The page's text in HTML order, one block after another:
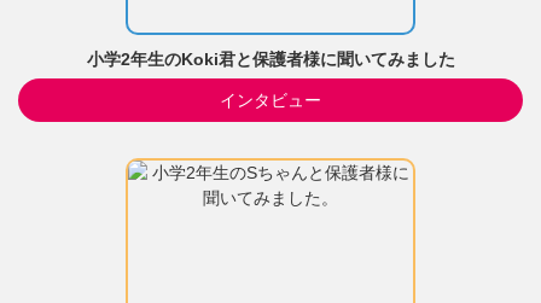
小学2年生のKoki君と保護者様に聞いてみました
インタビュー